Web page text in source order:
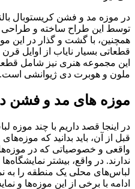
توسط این طراح ساخته و طراحی
همچنین، با گشت و گذار در این
قطعاتی بسیار نایاب از اوایل
این مجموعه هنری نیز شامل
ملون و هوبرت دی ژیوانشی است.
موزه های مد و فشن
در اینجا قصد داریم با چند موزه
قبل از آن، باید بدانید که
واقعی و خصوصیاتی که در
ندارند. در واقع، بیشتر
لباس‌های محلی یک منطقه را به
ادامه با برخی از این موزه‌ها و